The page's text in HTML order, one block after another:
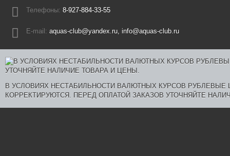
Телефоны: 8-927-884-33-55
E-mail: aquas-club@yandex.ru, info@aquas-club.ru
В УСЛОВИЯХ НЕСТАБИЛЬНОСТИ ВАЛЮТНЫХ КУРСОВ
КОРРЕКТИРУЮТСЯ. ПЕРЕД ОПЛАТОЙ ЗАКАЗОВ УТОЧНЯЙТЕ